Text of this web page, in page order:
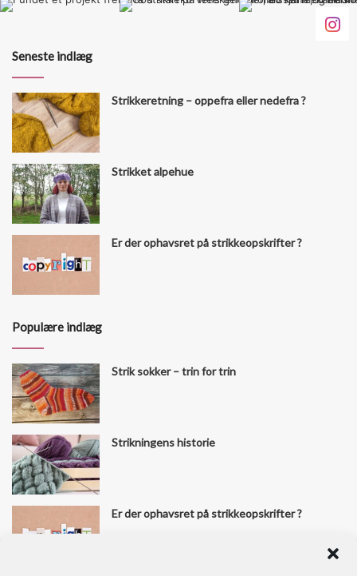
Seneste indlæg
Strikkeretning – oppefra eller nedefra ?
Strikket alpehue
Er der ophavsret på strikkeopskrifter ?
Populære indlæg
Strik sokker – trin for trin
Strikningens historie
Er der ophavsret på strikkeopskrifter ?